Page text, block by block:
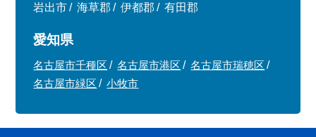
岩出市
海草郡 伊都郡 有田郡
愛知県
名古屋市千種区 名古屋市港区
名古屋市瑞穂区
名古屋市緑区
小牧市